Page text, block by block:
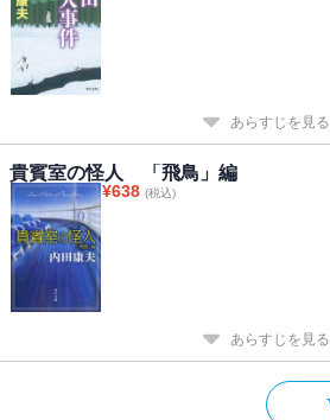
あらすじを見る
貴賓室の怪人 「飛鳥」編
¥638 (税込)
あらすじを見る